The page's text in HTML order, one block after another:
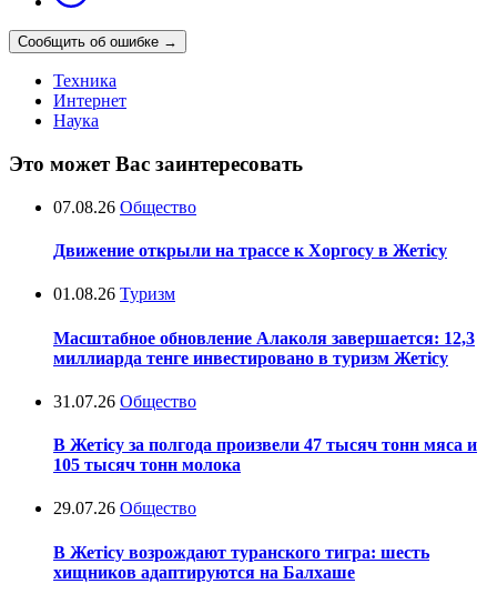
Сообщить об ошибке →
Техника
Интернет
Наука
Это может Вас заинтересовать
07.08.26 Общество
Движение открыли на трассе к Хоргосу в Жетісу
01.08.26 Туризм
Масштабное обновление Алаколя завершается: 12,3
миллиарда тенге инвестировано в туризм Жетісу
31.07.26 Общество
В Жетісу за полгода произвели 47 тысяч тонн мяса и
105 тысяч тонн молока
29.07.26 Общество
В Жетісу возрождают туранского тигра: шесть
хищников адаптируются на Балхаше